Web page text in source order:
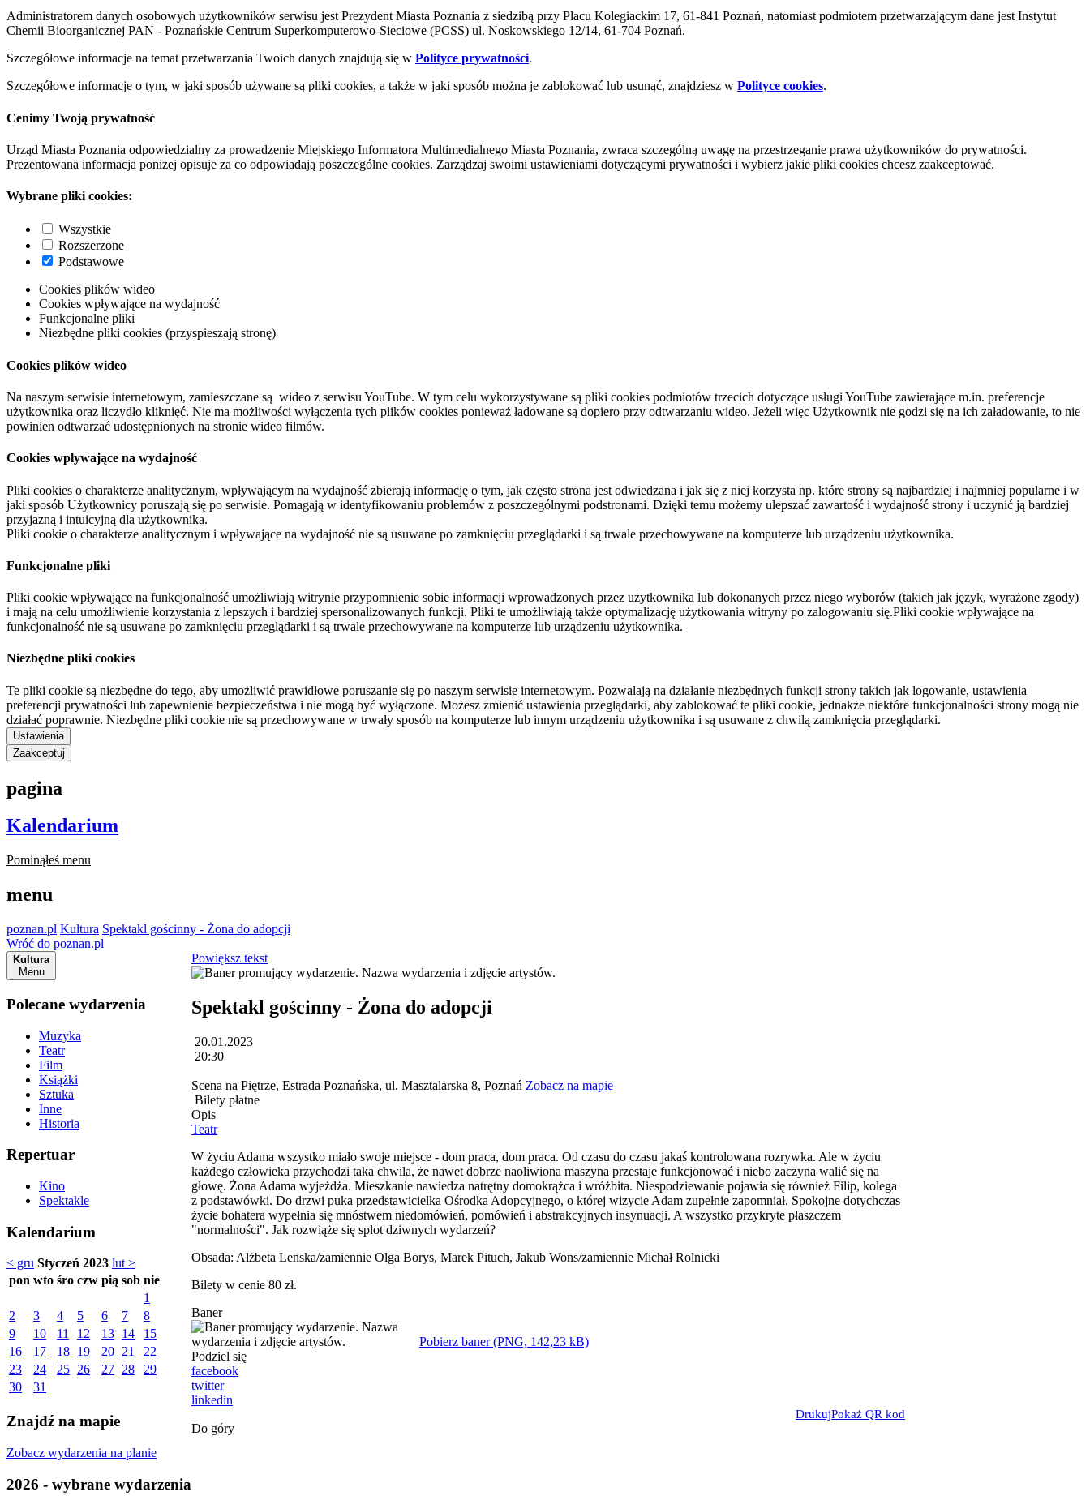
Administratorem danych osobowych użytkowników serwisu jest Prezydent Miasta Poznania z siedzibą przy Placu Kolegiackim 17, 61-841 Poznań, natomiast podmiotem przetwarzającym dane jest Instytut
Chemii Bioorganicznej PAN - Poznańskie Centrum Superkomputerowo-Sieciowe (PCSS) ul. Noskowskiego 12/14, 61-704 Poznań.
Szczegółowe informacje na temat przetwarzania Twoich danych znajdują się w Polityce prywatności.
Szczegółowe informacje o tym, w jaki sposób używane są pliki cookies, a także w jaki sposób można je zablokować lub usunąć, znajdziesz w Polityce cookies.
Cenimy Twoją prywatność
Urząd Miasta Poznania odpowiedzialny za prowadzenie Miejskiego Informatora Multimedialnego Miasta Poznania, zwraca szczególną uwagę na przestrzeganie prawa użytkowników do prywatności.
Prezentowana informacja poniżej opisuje za co odpowiadają poszczególne cookies. Zarządzaj swoimi ustawieniami dotyczącymi prywatności i wybierz jakie pliki cookies chcesz zaakceptować.
Wybrane pliki cookies:
Wszystkie
Rozszerzone
Podstawowe
Cookies plików wideo
Cookies wpływające na wydajność
Funkcjonalne pliki
Niezbędne pliki cookies (przyspieszają stronę)
Cookies plików wideo
Na naszym serwisie internetowym, zamieszczane są wideo z serwisu YouTube. W tym celu wykorzystywane są pliki cookies podmiotów trzecich dotyczące usługi YouTube zawierające m.in. preferencje
użytkownika oraz liczydło kliknięć. Nie ma możliwości wyłączenia tych plików cookies ponieważ ładowane są dopiero przy odtwarzaniu wideo. Jeżeli więc Użytkownik nie godzi się na ich załadowanie, to nie
powinien odtwarzać udostępnionych na stronie wideo filmów.
Cookies wpływające na wydajność
Pliki cookies o charakterze analitycznym, wpływającym na wydajność zbierają informację o tym, jak często strona jest odwiedzana i jak się z niej korzysta np. które strony są najbardziej i najmniej popularne i w
jaki sposób Użytkownicy poruszają się po serwisie. Pomagają w identyfikowaniu problemów z poszczególnymi podstronami. Dzięki temu możemy ulepszać zawartość i wydajność strony i uczynić ją bardziej
przyjazną i intuicyjną dla użytkownika.
Pliki cookie o charakterze analitycznym i wpływające na wydajność nie są usuwane po zamknięciu przeglądarki i są trwale przechowywane na komputerze lub urządzeniu użytkownika.
Funkcjonalne pliki
Pliki cookie wpływające na funkcjonalność umożliwiają witrynie przypomnienie sobie informacji wprowadzonych przez użytkownika lub dokonanych przez niego wyborów (takich jak język, wyrażone zgody)
i mają na celu umożliwienie korzystania z lepszych i bardziej spersonalizowanych funkcji. Pliki te umożliwiają także optymalizację użytkowania witryny po zalogowaniu się.Pliki cookie wpływające na
funkcjonalność nie są usuwane po zamknięciu przeglądarki i są trwale przechowywane na komputerze lub urządzeniu użytkownika.
Niezbędne pliki cookies
Te pliki cookie są niezbędne do tego, aby umożliwić prawidłowe poruszanie się po naszym serwisie internetowym. Pozwalają na działanie niezbędnych funkcji strony takich jak logowanie, ustawienia
preferencji prywatności lub zapewnienie bezpieczeństwa i nie mogą być wyłączone. Możesz zmienić ustawienia przeglądarki, aby zablokować te pliki cookie, jednakże niektóre funkcjonalności strony mogą nie
działać poprawnie. Niezbędne pliki cookie nie są przechowywane w trwały sposób na komputerze lub innym urządzeniu użytkownika i są usuwane z chwilą zamknięcia przeglądarki.
Ustawienia
Zaakceptuj
pagina
Kalendarium
Pominąłeś menu
menu
poznan.pl Kultura Spektakl gościnny - Żona do adopcji
Wróć do poznan.pl
Kultura
Menu
Polecane wydarzenia
Muzyka
Teatr
Film
Książki
Sztuka
Inne
Historia
Repertuar
Kino
Spektakle
Kalendarium
< gru Styczeń 2023 lut >
pon wto śro czw pią sob nie
1
2
3 4 5 6 7
8
9
10 11 12 13 14
15
16
17 18 19 20 21
22
23
24 25 26 27 28
29
30
31
Znajdź na mapie
Zobacz wydarzenia na planie
2026 - wybrane wydarzenia
Powiększ tekst
Spektakl gościnny - Żona do adopcji
20.01.2023
20:30
Scena na Piętrze, Estrada Poznańska, ul. Masztalarska 8, Poznań Zobacz na mapie
Bilety płatne
Opis
Teatr
W życiu Adama wszystko miało swoje miejsce - dom praca, dom praca. Od czasu do czasu jakaś kontrolowana rozrywka. Ale w życiu
każdego człowieka przychodzi taka chwila, że nawet dobrze naoliwiona maszyna przestaje funkcjonować i niebo zaczyna walić się na
głowę. Żona Adama wyjeżdża. Mieszkanie nawiedza natrętny domokrążca i wróżbita. Niespodziewanie pojawia się również Filip, kolega
z podstawówki. Do drzwi puka przedstawicielka Ośrodka Adopcyjnego, o której wizycie Adam zupełnie zapomniał. Spokojne dotychczas
życie bohatera wypełnia się mnóstwem niedomówień, pomówień i abstrakcyjnych insynuacji. A wszystko przykryte płaszczem
"normalności". Jak rozwiąże się splot dziwnych wydarzeń?
Obsada: Alżbeta Lenska/zamiennie Olga Borys, Marek Pituch, Jakub Wons/zamiennie Michał Rolnicki
Bilety w cenie 80 zł.
Baner
Pobierz baner (PNG, 142,23 kB)
Podziel się
facebook
twitter
linkedin
DrukujPokaż QR kod
Do góry